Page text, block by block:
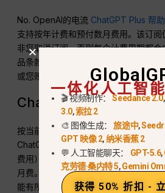
No. OpenAI的电流 ChatGPT Plus 帮
支持按年计费和预付数月费用。该订
非您取消订阅，否则每个计费周期都
品条款可能会发生变更，请在订阅前
或您账户的结账页面。.
ChatGPT Plus 12个月的
按当前美国市场公布的每月 $20 的价
ChatGPT Plus 的费用为 $240（不含
费用）。 这并非一次性购买$240的年
月费。通过Apple、Google Play或其
能有所不同，因此结账时显示的金额为
一体化人工智
🎬 视频制作：Seedance 2.0
3.0,索拉 2
🎨 图像生成：旅途中,
GPT 映像 2,纳米香蕉 2
💬 人工智能聊天： GPT-5.6,
克劳德·桑内特 5,Gemini
获得 50% 折扣 -